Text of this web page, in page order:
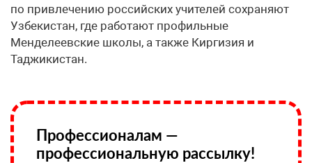
по привлечению российских учителей сохраняют
Узбекистан, где работают профильные
Менделеевские школы, а также Киргизия и
Таджикистан.
Профессионалам —
профессиональную рассылку!